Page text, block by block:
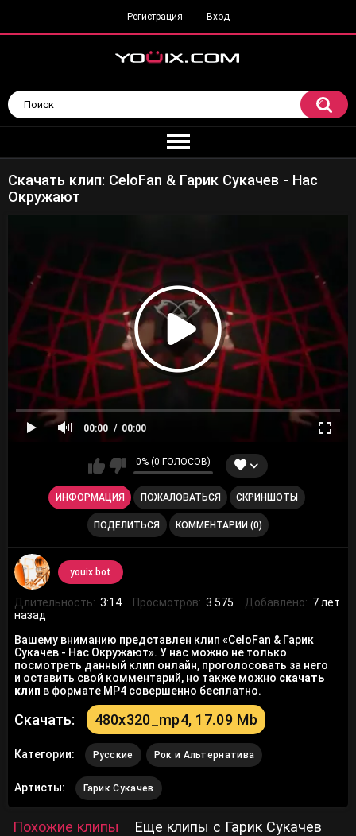
Регистрация Вход
Скачать клип: CeloFan & Гарик Сукачев - Нас
Окружают
00:00 00:00
0% (0 ГОЛОСОВ)
ИНФОРМАЦИЯ ПОЖАЛОВАТЬСЯ СКРИНШОТЫ
ПОДЕЛИТЬСЯ КОММЕНТАРИИ (0)
youix.bot
Длительность: 3:14 Просмотров: 3 575 Добавлено: 7 лет
назад
Вашему вниманию представлен клип «CeloFan & Гарик
Сукачев - Нас Окружают». У нас можно не только
посмотреть данный клип онлайн, проголосовать за него
и оставить свой комментарий, но также можно скачать
клип в формате MP4 совершенно бесплатно.
Скачать: 480x320_mp4, 17.09 Mb
Категории: Русские Рок и Альтернатива
Артисты: Гарик Сукачев
Похожие клипы Еще клипы с Гарик Сукачев